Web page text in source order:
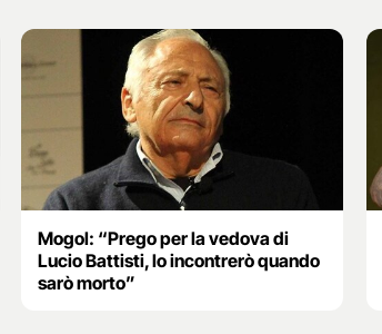
Mogol: “Prego per la vedova di
Lucio Battisti, lo incontrerò quando
sarò morto”